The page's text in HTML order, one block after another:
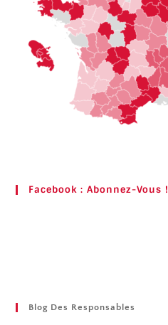
Facebook : Abonnez-Vous !
Blog Des Responsables